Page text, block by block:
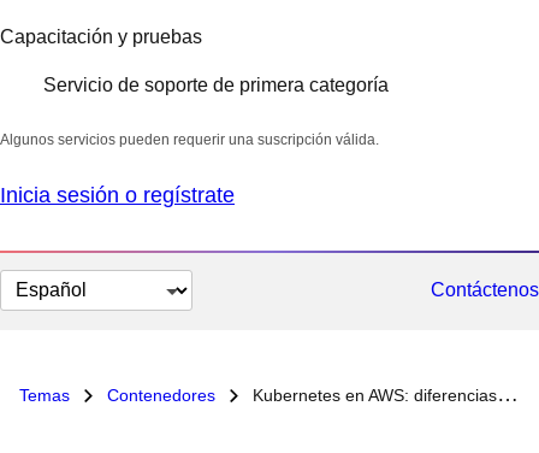
Capacitación y pruebas
Servicio de soporte de primera categoría
Algunos servicios pueden requerir una suscripción válida.
Inicia sesión o regístrate
Cambiar
el
Contáctenos
Temas Contenedores Kubernetes en AWS: diferencias entre las plataformas de aplicaciones autogestionadas y las gestionadas por terceros